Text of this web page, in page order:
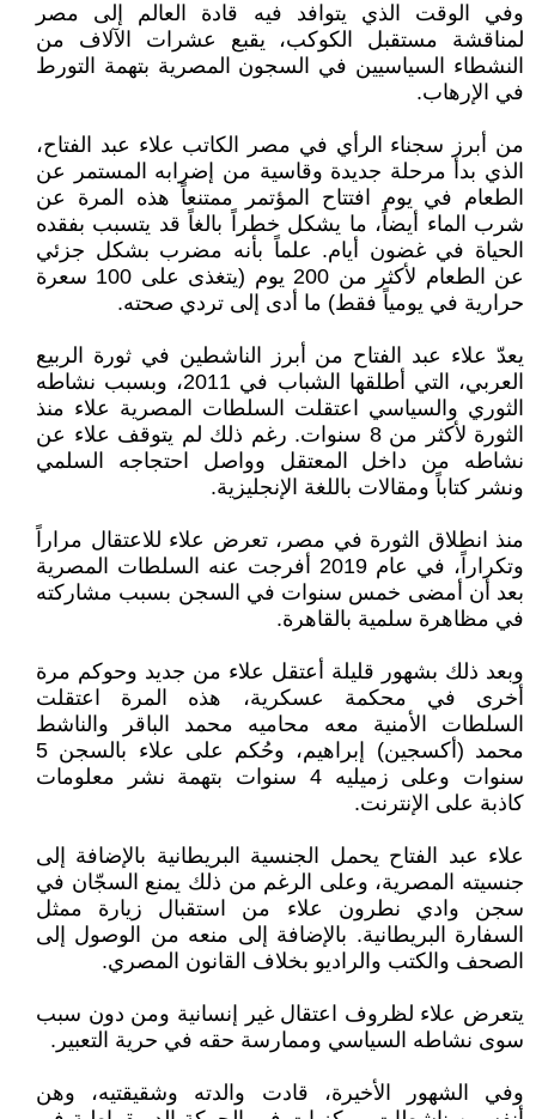
وفي الوقت الذي يتوافد فيه قادة العالم إلى مصر
لمناقشة مستقبل الكوكب، يقبع عشرات الآلاف من
النشطاء السياسيين في السجون المصرية بتهمة التورط
في الإرهاب.
من أبرز سجناء الرأي في مصر الكاتب علاء عبد الفتاح،
الذي بدأ مرحلة جديدة وقاسية من إضرابه المستمر عن
الطعام في يوم افتتاح المؤتمر ممتنعاً هذه المرة عن
شرب الماء أيضاً، ما يشكل خطراً بالغاً قد يتسبب بفقده
الحياة في غضون أيام. علماً بأنه مضرب بشكل جزئي
عن الطعام لأكثر من 200 يوم (يتغذى على 100 سعرة
حرارية في يومياً فقط) ما أدى إلى تردي صحته.
يعدّ علاء عبد الفتاح من أبرز الناشطين في ثورة الربيع
العربي، التي أطلقها الشباب في 2011، وبسبب نشاطه
الثوري والسياسي اعتقلت السلطات المصرية علاء منذ
الثورة لأكثر من 8 سنوات. رغم ذلك لم يتوقف علاء عن
نشاطه من داخل المعتقل وواصل احتجاجه السلمي
ونشر كتاباً ومقالات باللغة الإنجليزية.
منذ انطلاق الثورة في مصر، تعرض علاء للاعتقال مراراً
وتكراراً، في عام 2019 أفرجت عنه السلطات المصرية
بعد أن أمضى خمس سنوات في السجن بسبب مشاركته
في مظاهرة سلمية بالقاهرة.
وبعد ذلك بشهور قليلة أعتقل علاء من جديد وحوكم مرة
أخرى في محكمة عسكرية، هذه المرة اعتقلت
السلطات الأمنية معه محاميه محمد الباقر والناشط
محمد (أكسجين) إبراهيم، وحُكم على علاء بالسجن 5
سنوات وعلى زميليه 4 سنوات بتهمة نشر معلومات
كاذبة على الإنترنت.
علاء عبد الفتاح يحمل الجنسية البريطانية بالإضافة إلى
جنسيته المصرية، وعلى الرغم من ذلك ​​يمنع السجّان في
سجن وادي نطرون علاء من استقبال زيارة ممثل
السفارة البريطانية. بالإضافة إلى منعه من الوصول إلى
الصحف والكتب والراديو بخلاف القانون المصري.
يتعرض علاء لظروف اعتقال غير إنسانية ومن دون سبب
سوى نشاطه السياسي وممارسة حقه في حرية التعبير.
وفي الشهور الأخيرة، قادت والدته وشقيقتيه، وهن